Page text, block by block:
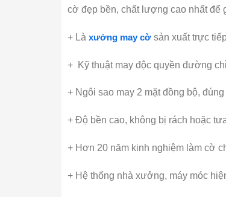
cờ đẹp bền, chất lượng cao nhất để
+ Là xưởng may cờ sản xuất trực
+ Kỹ thuật may độc quyền đường
+ Ngôi sao may 2 mặt đồng bộ,
+ Độ bền cao, không bị rách hoặc
+ Hơn 20 năm kinh nghiệm làm cờ
+ Hệ thống nhà xưởng, máy móc